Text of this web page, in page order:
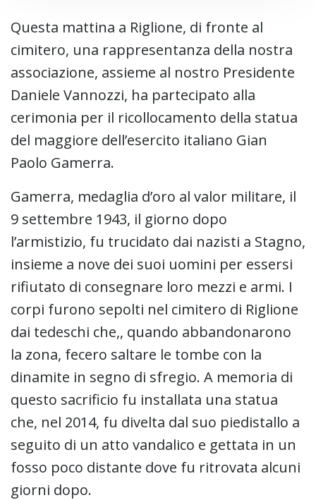
Questa mattina a Riglione, di fronte al
cimitero, una rappresentanza della nostra
associazione, assieme al nostro Presidente
Daniele Vannozzi, ha partecipato alla
cerimonia per il ricollocamento della statua
del maggiore dell’esercito italiano Gian
Paolo Gamerra.
Gamerra, medaglia d’oro al valor militare, il
9 settembre 1943, il giorno dopo
l’armistizio, fu trucidato dai nazisti a Stagno,
insieme a nove dei suoi uomini per essersi
rifiutato di consegnare loro mezzi e armi. I
corpi furono sepolti nel cimitero di Riglione
dai tedeschi che,, quando abbandonarono
la zona, fecero saltare le tombe con la
dinamite in segno di sfregio. A memoria di
questo sacrificio fu installata una statua
che, nel 2014, fu divelta dal suo piedistallo a
seguito di un atto vandalico e gettata in un
fosso poco distante dove fu ritrovata alcuni
giorni dopo.